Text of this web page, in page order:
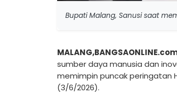
Bupati Malang, Sanusi saat
sumber daya manusia dan
memimpin puncak peringatan
(3/6/2026).